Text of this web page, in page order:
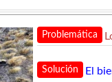
Problemática
Solución
El